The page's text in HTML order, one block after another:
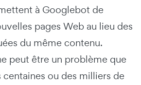
à Googlebot de
pages Web au lieu des
du même contenu.
peut être un problème que
centaines ou des milliers de